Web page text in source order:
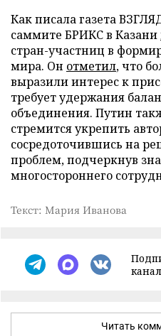
Как писала газета
саммите БРИКС в Казани
стран-участниц в
мира. Он отметил, что
выразили интерес к
требует удержания
объединения. Путин
стремится укрепить
сосредоточившись на
проблем, подчеркнув
многостороннего
Текст: Мария Иванова
Читать